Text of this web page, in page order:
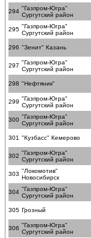
294 "Газпром-Югра"
Сургутский район
295 "Газпром-Югра"
Сургутский район
296 "Зенит" Казань
297 "Газпром-Югра"
Сургутский район
298 "Нефтяник"
299 "Газпром-Югра"
Сургутский район
300 "Газпром-Югра"
Сургутский район
301 "Кузбасс" Кемерово
302 "Газпром-Югра"
Сургутский район
303 "Локомотив"
Новосибирск
304 "Газпром-Югра"
Сургутский район
305 Грозный
306 "Газпром-Югра"
Сургутский район